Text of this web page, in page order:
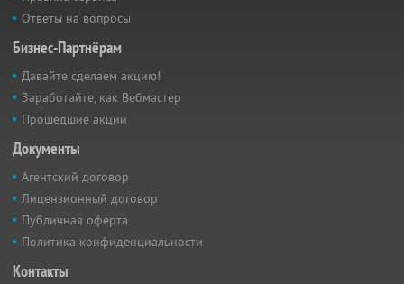
Ответы на вопросы
Бизнес-Партнёрам
Давайте сделаем акцию!
Заработайте, как Вебмастер
Прошедшие акции
Документы
Агентский договор
Лицензионный договор
Публичная оферта
Политика конфиденциальности
Контакты